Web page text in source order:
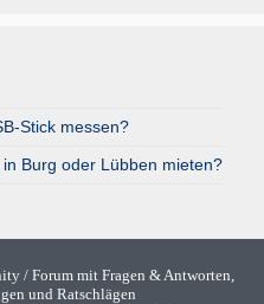
Stick messen?
Burg oder Lübben mieten?
/ Forum mit Fragen & Antworten,
und Ratschlägen